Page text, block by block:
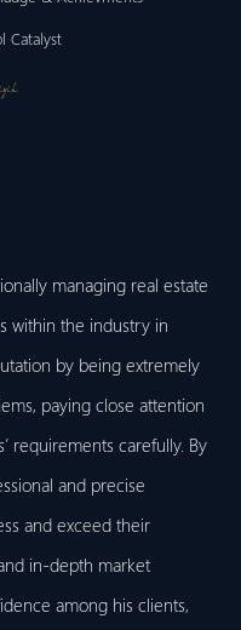
Catalyst
managing real estate
within the industry in
by being extremely
paying close attention
requirements carefully. By
and precise
and exceed their
in-depth market
among his clients,